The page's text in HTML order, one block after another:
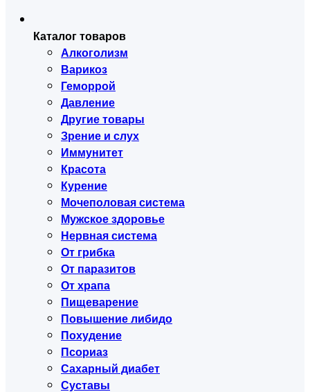
Каталог товаров
Алкоголизм
Варикоз
Геморрой
Давление
Другие товары
Зрение и слух
Иммунитет
Красота
Курение
Мочеполовая система
Мужское здоровье
Нервная система
От грибка
От паразитов
От храпа
Пищеварение
Повышение либидо
Похудение
Псориаз
Сахарный диабет
Суставы